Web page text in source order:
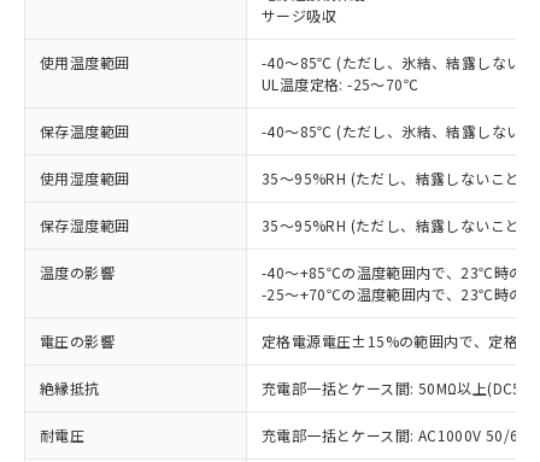
サージ吸収
使用温度範囲
-40～85℃ (ただし、氷結、結露しないこ
UL温度定格: -25～70℃
保存温度範囲 -40～85℃ (ただし、氷結、結露しないこ
使用湿度範囲 35～95%RH (ただし、結露しないこと)
保存湿度範囲 35～95%RH (ただし、結露しないこと)
温度の影響
-40～+85℃の温度範囲内で、23℃時の
-25～+70℃の温度範囲内で、23℃時の
電圧の影響 定格電源電圧±15%の範囲内で、定格
絶縁抵抗 充電部一括とケース間: 50MΩ以上
耐電圧 充電部一括とケース間: AC1000V 50/
ご利用条件
ご利用ください。
本サービスは、当社制御機器事業取扱
商品の当社在庫状況および標準価格
(税抜)を提供させていただくもので
当社制御機器事業取扱商品の中には、
本サービスの対象外となる商品もある
ことをご了承ください。
対応済み：EU RoHS指令（10物質）の
非含有に対応した製品が提供可能な商品で
有に対応した製品に切り替える予定のある
商品です。
対応予定なし：EU RoHS指令（10物質）の
非含有に非対応の商品で、対応品を出す予
調査・確認中：EU RoHS指令（10物質）の
非含有の対応状況を調査中または確認中の
非該当品：ライセンス料など無形物で、有
害物質有無と関係のない商品です。
仕入先様の事情により、非含有部品として
むを得ず変更することがあります。
※1 中国RoHS○×表
「○」：最大均質材料含有率が中国RoHSの
基準値以下であることを示します。
「×」：最大均質材料含有率が中国RoHSの
基準値を超えていることを示します。
「－」：未確認です。当社販売部門へお問
当社は、これら貴社製品のうち、外国